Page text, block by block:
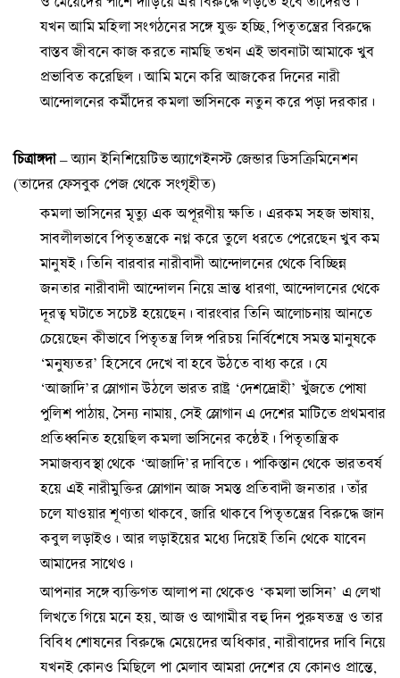
যখন আমি মহিলা সংগঠনের সঙ্গে যুক্ত হচ্ছি, পিতৃতন্ত্রের বিরুদ্ধে
বাস্তব জীবনে কাজ করতে নামছি তখন এই ভাবনাটা আমাকে খুব
প্রভাবিত করেছিল। আমি মনে করি আজকের দিনের নারী
আন্দোলনের কর্মীদের কমলা ভাসিনকে নতুন করে পড়া দরকার।
চিত্রাঙ্গদা– অ্যান ইনিশিয়েটিভ অ্যাগেইনস্ট জেন্ডার ডিসক্রিমিনেশন
(তাদের ফেসবুক পেজ থেকে সংগৃহীত)
কমলা ভাসিনের মৃত্যু এক অপূরণীয় ক্ষতি। এরকম সহজ ভাষায়,
সাবলীলভাবে পিতৃতন্ত্রকে নগ্ন করে তুলে ধরতে পেরেছেন খুব কম
মানুষই। তিনি বারবার নারীবাদী আন্দোলনের থেকে বিচ্ছিন্ন
জনতার নারীবাদী আন্দোলন নিয়ে ভ্রান্ত ধারণা, আন্দোলনের থেকে
দূরত্ব ঘটাতে সচেষ্ট হয়েছেন। বারংবার তিনি আলোচনায় আনতে
চেয়েছেন কীভাবে পিতৃতন্ত্র লিঙ্গ পরিচয় নির্বিশেষে সমস্ত মানুষকে
‘মনুষ্যতর’ হিসেবে দেখে বা হবে উঠতে বাধ্য করে। যে
‘আজাদি’র স্লোগান উঠলে ভারত রাষ্ট্র ‘দেশদ্রোহী’ খুঁজতে পোষা
পুলিশ পাঠায়, সৈন্য নামায়, সেই স্লোগান এ দেশের মাটিতে প্রথমবার
প্রতিধ্বনিত হয়েছিল কমলা ভাসিনের কন্ঠেই। পিতৃতান্ত্রিক
সমাজব্যবস্থা থেকে ‘আজাদি’র দাবিতে। পাকিস্তান থেকে ভারতবর্ষ
হয়ে এই নারীমুক্তির স্লোগান আজ সমস্ত প্রতিবাদী জনতার। তাঁর
চলে যাওয়ার শূণ্যতা থাকবে, জারি থাকবে পিতৃতন্ত্রের বিরুদ্ধে জান
কবুল লড়াইও। আর লড়াইয়ের মধ্যে দিয়েই তিনি থেকে যাবেন
আমাদের সাথেও।
আপনার সঙ্গে ব্যক্তিগত আলাপ না থেকেও ‘কমলা ভাসিন’ এ লেখা
লিখতে গিয়ে মনে হয়, আজ ও আগামীর বহু দিন পুরুষতন্ত্র ও তার
বিবিধ শোষনের বিরুদ্ধে মেয়েদের অধিকার, নারীবাদের দাবি নিয়ে
যখনই কোনও মিছিলে পা মেলাব আমরা দেশের যে কোনও প্রান্তে,